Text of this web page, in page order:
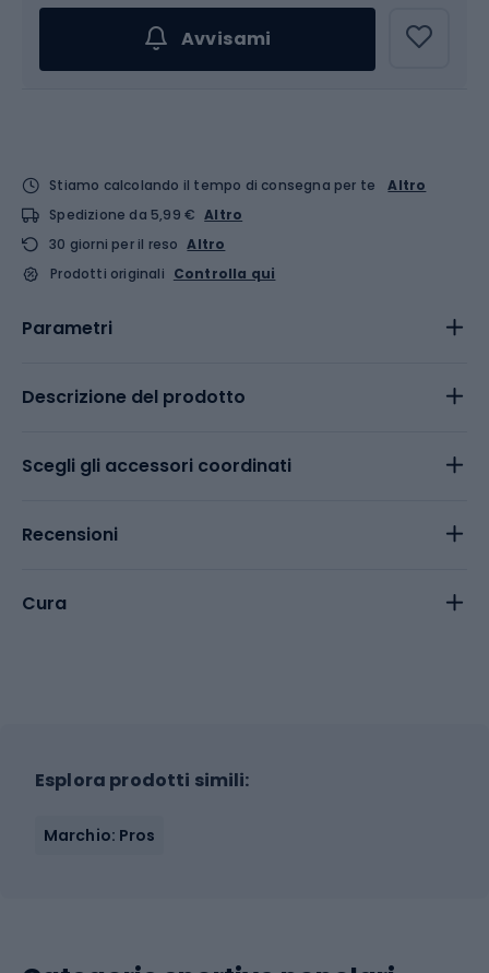
Avvisami
Stiamo calcolando il tempo di consegna per te
Altro
Spedizione da 5,99 € Altro
30 giorni per il reso Altro
Prodotti originali Controlla qui
Parametri
Descrizione del prodotto
Scegli gli accessori coordinati
Recensioni
Cura
Esplora prodotti simili:
Marchio: Pros